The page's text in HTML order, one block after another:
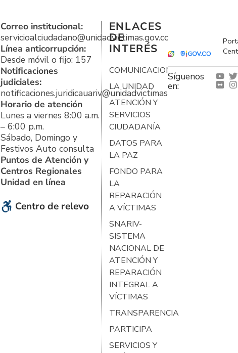
Correo institucional:
servicioalciudadano@unidadvictimas.gov.co
Línea anticorrupción:
Desde móvil o fijo: 157
Notificaciones
judiciales:
notificaciones.juridicauariv@unidadvictimas.gov.co
Horario de atención
Lunes a viernes 8:00 a.m.
– 6:00 p.m.
Sábado, Domingo y
Festivos Auto consulta
Puntos de Atención y
Centros Regionales
Unidad en línea
Centro de relevo
ENLACES
DE
INTERÉS
COMUNICACIONES
LA UNIDAD
ATENCIÓN Y
SERVICIOS
CIUDADANÍA
DATOS PARA
LA PAZ
FONDO PARA
LA
REPARACIÓN
A VÍCTIMAS
SNARIV-
SISTEMA
NACIONAL DE
ATENCIÓN Y
REPARACIÓN
INTEGRAL A
VÍCTIMAS
TRANSPARENCIA
PARTICIPA
SERVICIOS Y
Síguenos
en: